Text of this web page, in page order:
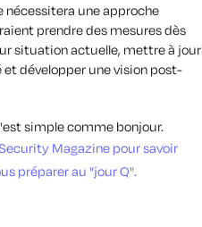
nécessitera une approche
prendre des mesures dès
situation actuelle, mettre à jour
développer une vision post-
simple comme bonjour.
Magazine pour savoir
préparer au "jour Q".